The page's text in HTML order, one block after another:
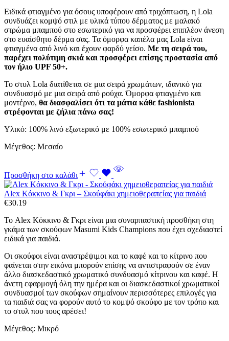
Ειδικά φτιαγμένο για όσους υποφέρουν από τριχόπτωση, η Lola
συνδυάζει κομψό στιλ με υλικά τύπου δέρματος με μαλακό
στρώμα μπαμπού στο εσωτερικό για να προσφέρει επιπλέον άνεση
στο ευαίσθητο δέρμα σας. Τα όμορφα καπέλα μας Lola είναι
φτιαγμένα από λινό και έχουν φαρδύ γείσο. Με τη σειρά του,
παρέχει πολύτιμη σκιά και προσφέρει επίσης προστασία από
τον ήλιο UPF 50+.
Το στυλ Lola διατίθεται σε μια σειρά χρωμάτων, ιδανικό για
συνδυασμό με μια σειρά από ρούχα. Όμορφα φτιαγμένο και
μοντέρνο, θα διασφαλίσει ότι τα μάτια κάθε fashionista
στρέφονται με ζήλια πάνω σας!
Υλικό: 100% λινό εξωτερικό με 100% εσωτερικό μπαμπού
Μέγεθος: Μεσαίο
Προσθήκη στο καλάθι
Alex Κόκκινο & Γκρι – Σκούφάκι χημειοθεραπείας για παιδιά
€30.19
Το Alex Κόκκινο & Γκρι είναι μια συναρπαστική προσθήκη στη
γκάμα των σκούφων Masumi Kids Champions που έχει σχεδιαστεί
ειδικά για παιδιά.
Οι σκούφοι είναι αναστρέψιμοι και το καφέ και το κίτρινο που
φαίνεται στην εικόνα μπορούν επίσης να αντιστραφούν σε έναν
άλλο διασκεδαστικό χρωματικό συνδυασμό κίτρινου και καφέ. Η
άνετη εφαρμογή όλη την ημέρα και οι διασκεδαστικοί χρωματικοί
συνδυασμοί των σκούφων σημαίνουν περισσότερες επιλογές για
τα παιδιά σας να φορούν αυτό το κομψό σκούφο με τον τρόπο και
το στυλ που τους αρέσει!
Μέγεθος: Μικρό